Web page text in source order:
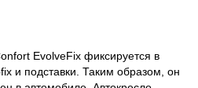
EvolveFix фиксируется в
и подставки. Таким образом, он